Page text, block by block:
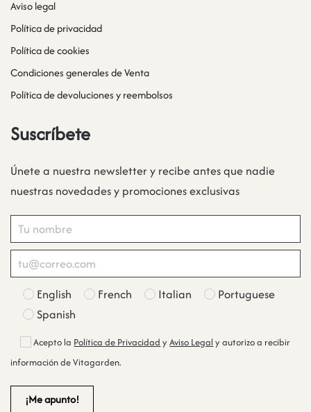
Aviso legal
Política de privacidad
Política de cookies
Condiciones generales de Venta
Política de devoluciones y reembolsos
Suscríbete
Únete a nuestra newsletter y recibe antes que nadie
nuestras novedades y promociones exclusivas
English French Italian
Portuguese
Spanish
Acepto la Política de Privacidad yAviso Legal y autorizo a recibir
información de Vitagarden.